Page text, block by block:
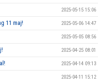
2025-05-15 15:06
11 maj! 2025-05-06 14:47
2025-05-05 08:56
2025-04-25 08:01
2025-04-14 09:13
2025-04-11 15:12